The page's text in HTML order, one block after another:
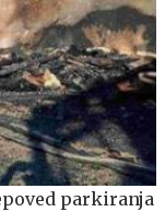
parkiranja